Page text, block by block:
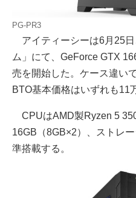
PG-PR3
アイティーシーは6月25
ム」にて、GeForce GTX
売を開始した。ケース違い
BTO基本価格はいずれも11
CPUはAMD製Ryzen 5
16GB（8GB×2）、ストレ
準搭載する。